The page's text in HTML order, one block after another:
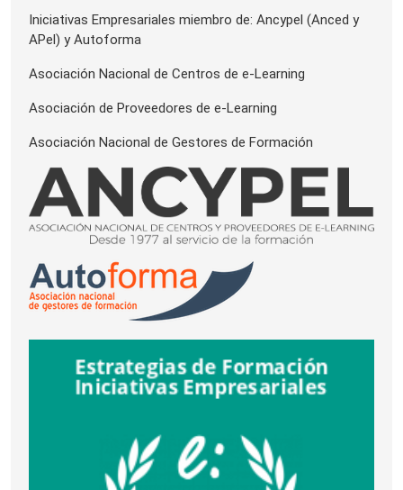
Iniciativas Empresariales miembro de: Ancypel (Anced y
APel) y Autoforma
Asociación Nacional de Centros de e-Learning
Asociación de Proveedores de e-Learning
Asociación Nacional de Gestores de Formación